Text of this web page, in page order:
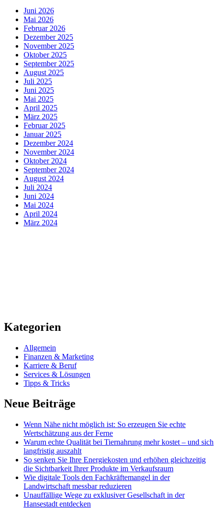
Juni 2026
Mai 2026
Februar 2026
Dezember 2025
November 2025
Oktober 2025
September 2025
August 2025
Juli 2025
Juni 2025
Mai 2025
April 2025
März 2025
Februar 2025
Januar 2025
Dezember 2024
November 2024
Oktober 2024
September 2024
August 2024
Juli 2024
Juni 2024
Mai 2024
April 2024
März 2024
Kategorien
Allgemein
Finanzen & Marketing
Karriere & Beruf
Services & Lösungen
Tipps & Tricks
Neue Beiträge
Wenn Nähe nicht möglich ist: So erzeugen Sie echte
Wertschätzung aus der Ferne
Warum echte Qualität bei Tiernahrung mehr kostet – und sich
langfristig auszahlt
So senken Sie Ihre Energiekosten und erhöhen gleichzeitig
die Sichtbarkeit Ihrer Produkte im Verkaufsraum
Wie digitale Tools den Fachkräftemangel in der
Landwirtschaft messbar reduzieren
Unauffällige Wege zu exklusiver Gesellschaft in der
Hansestadt entdecken